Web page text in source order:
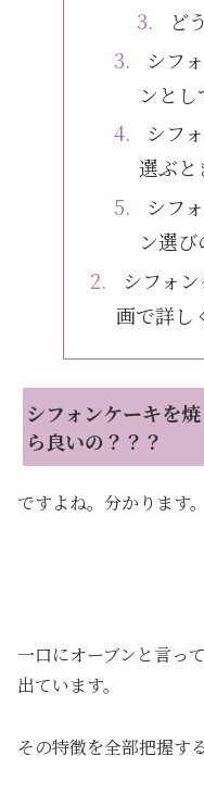
ど
シフ
ンと
シフ
選ぶと
シフ
ン選
シフォ
画で詳し
シフォンケーキを
ら良いの？？？
ですよね。分かります。
一口にオーブンと言っ
出ています。
その特徴を全部把握す